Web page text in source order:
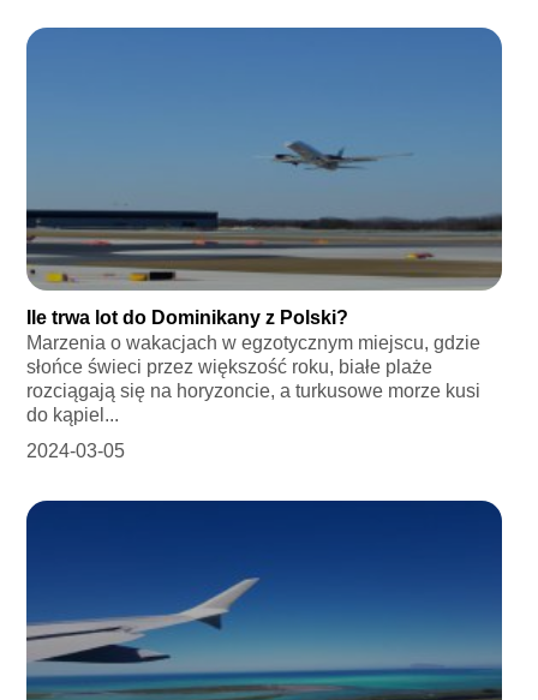
Ile trwa lot do Dominikany z Polski?
Marzenia o wakacjach w egzotycznym miejscu, gdzie
słońce świeci przez większość roku, białe plaże
rozciągają się na horyzoncie, a turkusowe morze kusi
do kąpiel...
2024-03-05